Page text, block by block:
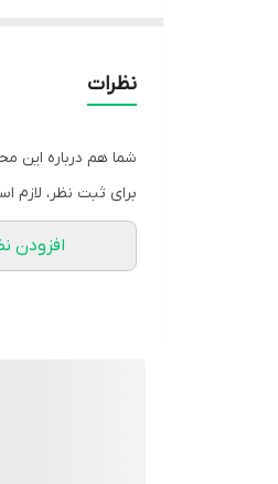
اقدام به ترمز
نظرات
شما هم درباره این
برای ثبت نظر، لازم
افزودن